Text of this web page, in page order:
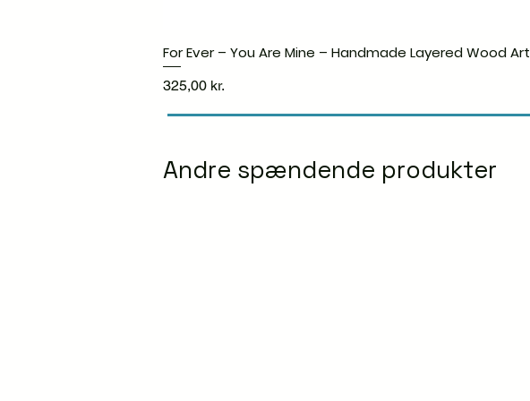
For Ever – You Are Mine – Handmade Layered Wood Art
Pris
325,00 kr.
Andre spændende produkter